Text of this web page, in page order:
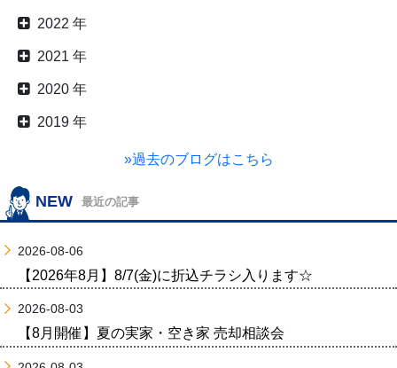
2022 年
2021 年
2020 年
2019 年
»過去のブログはこちら
NEW 最近の記事
2026-08-06
【2026年8月】8/7(金)に折込チラシ入ります☆
2026-08-03
【8月開催】夏の実家・空き家 売却相談会